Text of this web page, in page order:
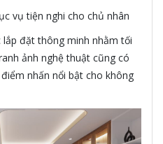
vụ tiện nghi cho chủ nhân
đặt thông minh nhằm tối
ảnh nghệ thuật cũng có
nhấn nổi bật cho không